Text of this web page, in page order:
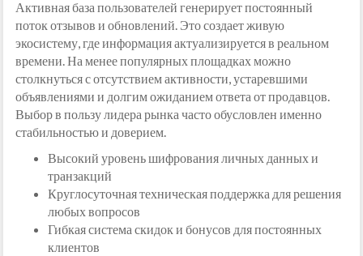
Активная база пользователей генерирует постоянный
поток отзывов и обновлений. Это создает живую
экосистему, где информация актуализируется в реальном
времени. На менее популярных площадках можно
столкнуться с отсутствием активности, устаревшими
объявлениями и долгим ожиданием ответа от продавцов.
Выбор в пользу лидера рынка часто обусловлен именно
стабильностью и доверием.
Высокий уровень шифрования личных данных и
транзакций
Круглосуточная техническая поддержка для решения
любых вопросов
Гибкая система скидок и бонусов для постоянных
клиентов